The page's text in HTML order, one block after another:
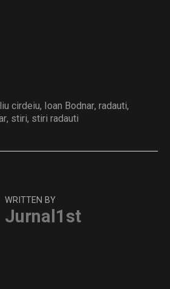
cirdeiu, Ioan Bodnar, radauti,
, stiri, stiri radauti
WRITTEN BY
Jurnal1st